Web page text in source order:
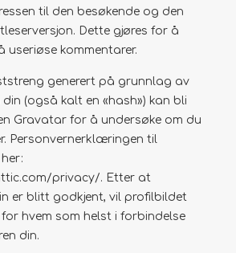
til den besøkende og den
Dette gjøres for å
useriøse kommentarer.
generert på grunnlag av
(også kalt en «hash») kan bli
Gravatar for å undersøke om du
Personvernerklæringen til
privacy/. Etter at
er blitt godkjent, vil profilbildet
hvem som helst i forbindelse
din.